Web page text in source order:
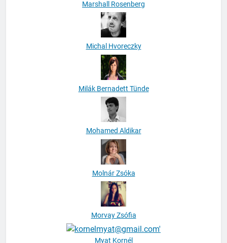
Marshall Rosenberg
Michal Hvoreczky
Milák Bernadett Tünde
Mohamed Aldikar
Molnár Zsóka
Morvay Zsófia
Myat Kornél